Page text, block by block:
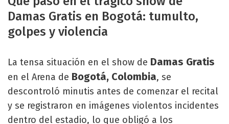
Damas Gratis en Bogotá: tumulto,
golpes y violencia
La tensa situación en el show de Damas Gratis
en el Arena de Bogotá, Colombia, se
descontroló minutis antes de comenzar el recital
y se registraron en imágenes violentos incidentes
dentro del estadio, lo que obligó a los